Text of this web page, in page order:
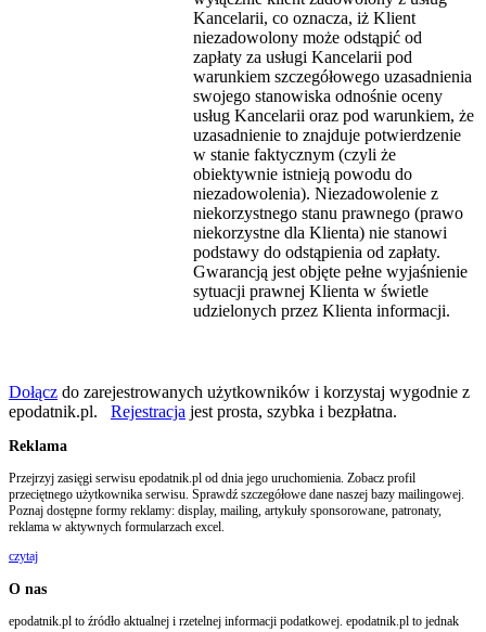
Kancelarii, co oznacza, iż Klient
niezadowolony może odstąpić od
zapłaty za usługi Kancelarii pod
warunkiem szczegółowego uzasadnienia
swojego stanowiska odnośnie oceny
usług Kancelarii oraz pod warunkiem, że
uzasadnienie to znajduje potwierdzenie
w stanie faktycznym (czyli że
obiektywnie istnieją powodu do
niezadowolenia). Niezadowolenie z
niekorzystnego stanu prawnego (prawo
niekorzystne dla Klienta) nie stanowi
podstawy do odstąpienia od zapłaty.
Gwarancją jest objęte pełne wyjaśnienie
sytuacji prawnej Klienta w świetle
udzielonych przez Klienta informacji.
Dołącz do zarejestrowanych użytkowników i korzystaj wygodnie z
epodatnik.pl. Rejestracja jest prosta, szybka i bezpłatna.
Reklama
Przejrzyj zasięgi serwisu epodatnik.pl od dnia jego uruchomienia. Zobacz profil
przeciętnego użytkownika serwisu. Sprawdź szczegółowe dane naszej bazy mailingowej.
Poznaj dostępne formy reklamy: display, mailing, artykuły sponsorowane, patronaty,
reklama w aktywnych formularzach excel.
czytaj
O nas
epodatnik.pl to źródło aktualnej i rzetelnej informacji podatkowej. epodatnik.pl to jednak